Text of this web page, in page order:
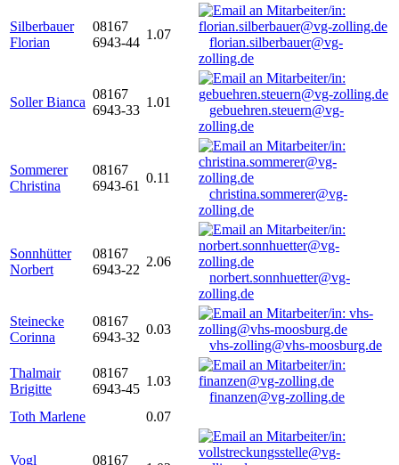
Silberbauer
Florian
08167
6943-44
1.07
florian.silberbauer@vg-
zolling.de
Soller Bianca
08167
6943-33
1.01
gebuehren.steuern@vg-
zolling.de
Sommerer
Christina
08167
6943-61
0.11
christina.sommerer@vg-
zolling.de
Sonnhütter
Norbert
08167
6943-22
2.06
norbert.sonnhuetter@vg-
zolling.de
Steinecke
Corinna
08167
6943-32
0.03
vhs-zolling@vhs-moosburg.de
Thalmair
Brigitte
08167
6943-45
1.03
finanzen@vg-zolling.de
Toth Marlene
0.07
Vogl
08167